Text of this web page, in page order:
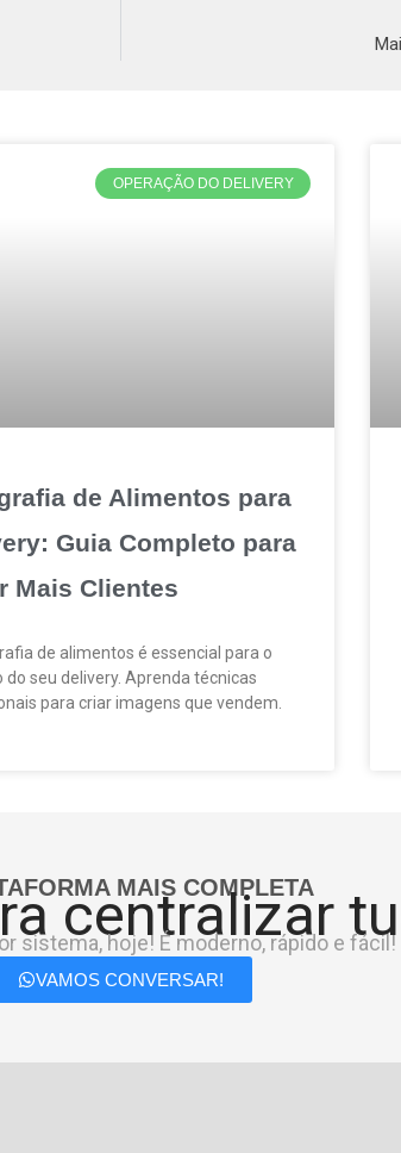
OPERAÇÃO DO DELIVERY
de Alimentos para
Guia Completo para
Mais Clientes
de alimentos é essencial para o
do seu delivery. Aprenda técnicas
para criar imagens que vendem.
MAIS COMPLETA
centralizar
sistema, hoje! É moderno, rápido e fácil!
VAMOS CONVERSAR!